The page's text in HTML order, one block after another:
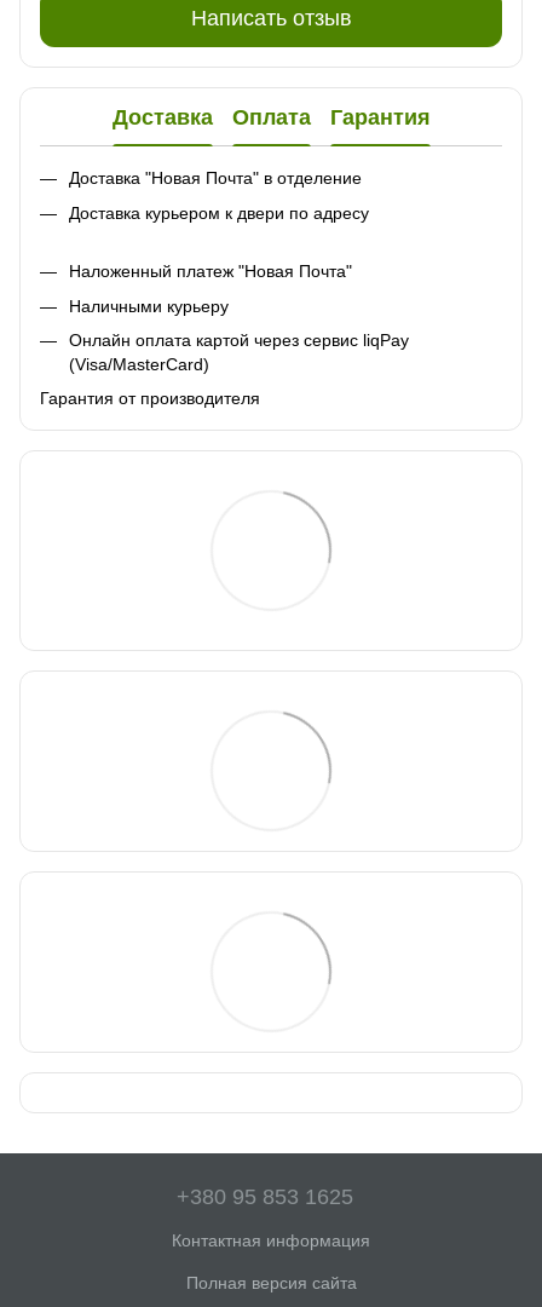
Написать отзыв
Доставка Оплата Гарантия
Доставка "Новая Почта" в отделение
Доставка курьером к двери по адресу
Наложенный платеж "Новая Почта"
Наличными курьеру
Онлайн оплата картой через сервис liqPay
(Visa/MasterCard)
Гарантия от производителя
+380 95 853 1625
Контактная информация
Полная версия сайта